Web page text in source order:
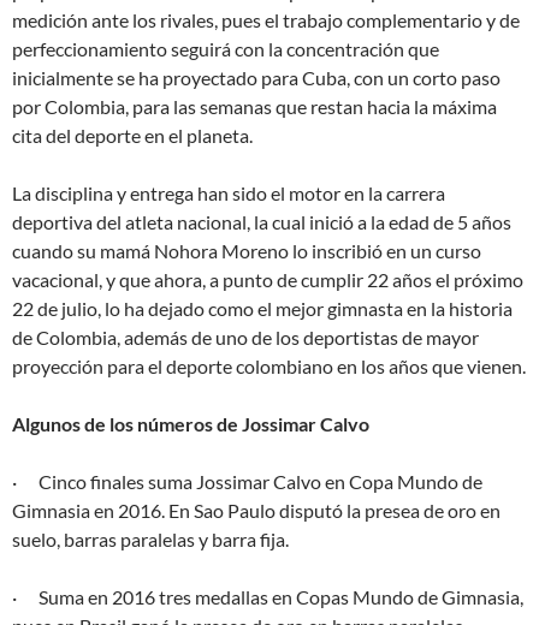
medición ante los rivales, pues el trabajo complementario y de
perfeccionamiento seguirá con la concentración que
inicialmente se ha proyectado para Cuba, con un corto paso
por Colombia, para las semanas que restan hacia la máxima
cita del deporte en el planeta.
La disciplina y entrega han sido el motor en la carrera
deportiva del atleta nacional, la cual inició a la edad de 5 años
cuando su mamá Nohora Moreno lo inscribió en un curso
vacacional, y que ahora, a punto de cumplir 22 años el próximo
22 de julio, lo ha dejado como el mejor gimnasta en la historia
de Colombia, además de uno de los deportistas de mayor
proyección para el deporte colombiano en los años que vienen.
Algunos de los números de Jossimar Calvo
· Cinco finales suma Jossimar Calvo en Copa Mundo de
Gimnasia en 2016. En Sao Paulo disputó la presea de oro en
suelo, barras paralelas y barra fija.
· Suma en 2016 tres medallas en Copas Mundo de Gimnasia,